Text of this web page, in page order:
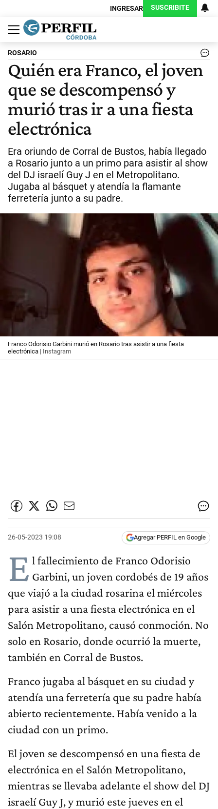
INGRESAR SUSCRIBITE
Política
Economía
Judiciales
Sociedad
Cultura
Espectáculos
Deportes
Protagonistas
ROSARIO
Quién era Franco, el joven
que se descompensó y
murió tras ir a una fiesta
electrónica
Era oriundo de Corral de Bustos, había llegado
a Rosario junto a un primo para asistir al show
del DJ israelí Guy J en el Metropolitano.
Jugaba al básquet y atendía la flamante
ferretería junto a su padre.
Franco Odorisio Garbini murió en Rosario tras asistir a una fiesta
electrónica | Instagram
26-05-2023 19:08 Agregar PERFIL en Google
E l fallecimiento de Franco Odorisio
Garbini, un joven cordobés de 19 años
que viajó a la ciudad rosarina el miércoles
para asistir a una fiesta electrónica en el
Salón Metropolitano, causó conmoción. No
solo en Rosario, donde ocurrió la muerte,
también en Corral de Bustos.
Franco jugaba al básquet en su ciudad y
atendía una ferretería que su padre había
abierto recientemente. Había venido a la
ciudad con un primo.
El joven se descompensó en una fiesta de
electrónica en el Salón Metropolitano,
mientras se llevaba adelante el show del DJ
israelí Guy J, y murió este jueves en el